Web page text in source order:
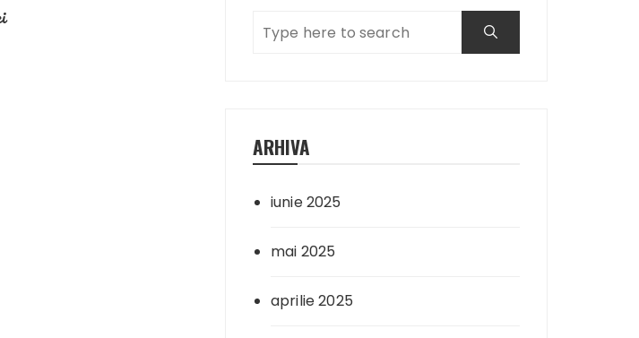
ARHIVA
iunie 2025
mai 2025
aprilie 2025